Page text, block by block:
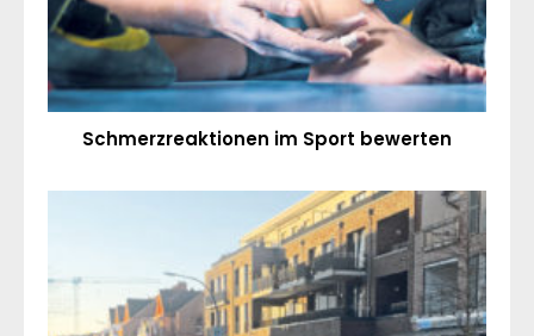
Schmerzreaktionen im Sport bewerten